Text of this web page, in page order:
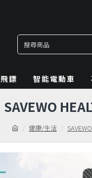
飛鏢 智能電動車
健康/生活
SAVEWO